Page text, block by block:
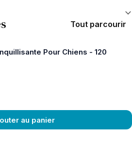
Tout parcourir
Pour Chiens - 120
au panier